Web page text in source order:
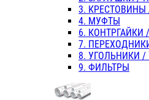
3.
4. МУФТЫ
6. КОНТРГАЙКИ
7.
8. УГОЛЬНИКИ
9. ФИЛЬТРЫ